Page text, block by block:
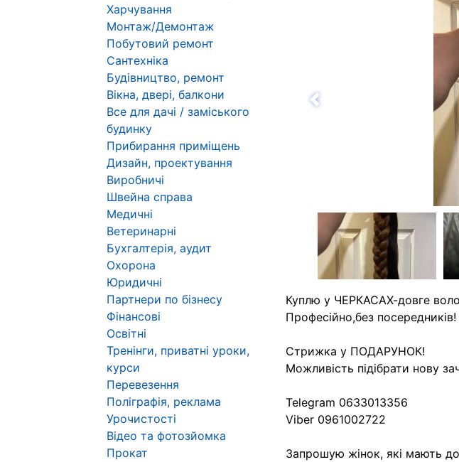
Назад
Куплю у ЧЕРКАСАХ-довге
Професійно,без посередників!
Стрижка у ПОДАРУНОК!
Можливість підібрати нову
Telegram 0633013356
Viber 0961002722
Запрошую жінок, які мають
Харчування
Монтаж/Демонтаж
Побутовий ремонт
Сантехніка
Будівництво, ремонт
Вікна, двері, балкони
Все для дачі / заміського
будинку
Прибирання приміщень
Дизайн, проектування
Виробничі
Швейна справа
Медичні
Ветеринарні
Бухгалтерія, аудит
Охорона
Юридичні
Партнери по бізнесу
Фінансові
Освітні
Тренінги, приватні уроки,
курси
Перевезення
Поліграфія, реклама
Урочистості
Відео та фотозйомка
Прокат